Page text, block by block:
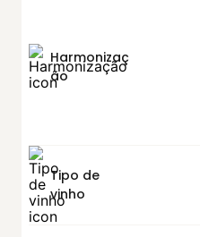
Harmonizaç
ão
Tipo de
vinho